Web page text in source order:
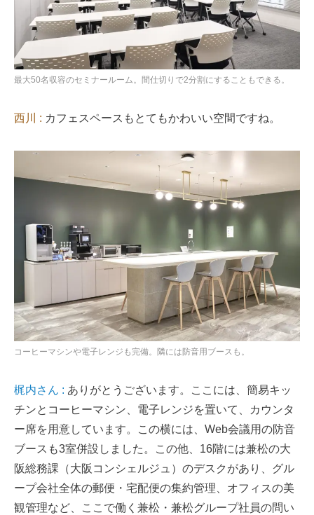
最大50名収容のセミナールーム。間仕切りで2分割にすることもできる。
西川 : カフェスペースもとてもかわいい空間ですね。
コーヒーマシンや電子レンジも完備。隣には防音用ブースも。
梶内さん : ありがとうございます。ここには、簡易キッ
チンとコーヒーマシン、電子レンジを置いて、カウンタ
ー席を用意しています。この横には、Web会議用の防音
ブースも3室併設しました。この他、16階には兼松の大
阪総務課（大阪コンシェルジュ）のデスクがあり、グル
ープ会社全体の郵便・宅配便の集約管理、オフィスの美
観管理など、ここで働く兼松・兼松グループ社員の問い